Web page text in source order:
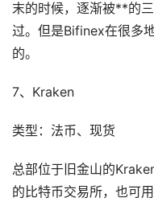
末的时候，逐渐被**的
过。但是Bifinex在很多
的。
7、Kraken
类型：法币、现货
总部位于旧金山的
的比特币交易所，也可